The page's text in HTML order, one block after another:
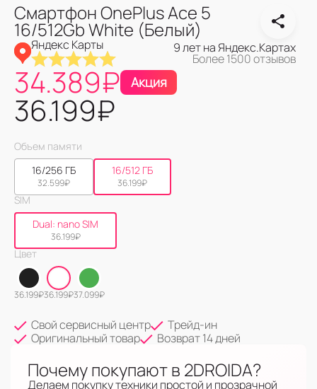
Смартфон OnePlus Ace 5
16/512Gb White (Белый)
Яндекс Карты 9 лет на Яндекс.Картах
Более 1500 отзывов
34.389₽ Акция
36.199₽
Объем памяти
16/256 ГБ
32.599₽
16/512 ГБ
36.199₽
SIM
Dual: nano SIM
36.199₽
Цвет
36.199₽36.199₽37.099₽
Свой сервисный центр
Трейд-ин
Оригинальный товар
Возврат 14 дней
Почему покупают в 2DROIDA?
Делаем покупку техники простой и прозрачной